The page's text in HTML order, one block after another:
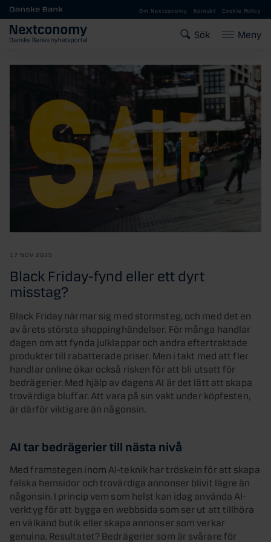
Gå till huvudinnehåll
Om Nextconomy Kontakt Cookie Policy
Sök Meny
17 NOV 2025
Black Friday-fynd eller ett dyrt
misstag?
Black Friday närmar sig med stormsteg, och med det en
av årets största shoppinghändelser. För många handlar
dagen om att fynda julklappar och andra eftertraktade
produkter till rabatterade priser. Men i takt med att fler
handlar online ökar också risken för att bli utsatt för
bedrägerier. Med hjälp av dagens AI är det lätt att skapa
trovärdiga bluffar. Att vara på sin vakt under köpfesten,
är därför viktigare än någonsin.
AI tar bedrägerier till nästa nivå
Med framstegen inom AI-teknik har tröskeln för att skapa
falska hemsidor och trovärdiga annonser blivit lägre än
någonsin. I princip vem som helst kan idag använda AI-
verktyg för att bygga en webbsida som ser ut att tillhöra
en välkänd butik eller skapa annonser som verkar
genuina. Resultatet? Bedrägerier som är svårare för